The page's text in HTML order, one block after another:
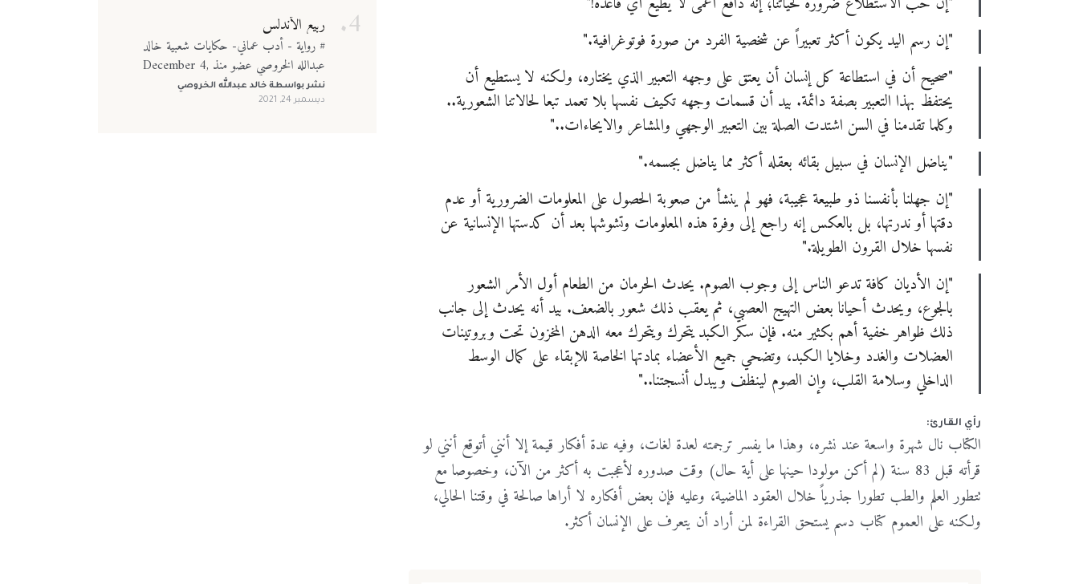
"إن رسم اليد يكون أكثر تعبيراً عن شخصية الفرد من صورة فوتوغرافية."
"صحيح أن في استطاعة كل إنسان أن يعتق على وجهه التعبير الذي يختاره، ولكنه لا يستطيع أن
يحتفظ بهذا التعبير بصفة دائمة. بيد أن قسمات وجهه تكيف نفسها بلا تعمد تبعا لحالاتنا الشعورية..
وكلما تقدمنا في السن اشتدت الصلة بين التعبير الوجهي والمشاعر والايحاءات.."
"يناضل الإنسان في سبيل بقائه بعقله أكثر مما يناضل بجسمه."
"إن جهلنا بأنفسنا ذو طبيعة عجيبة، فهو لم ينشأ من صعوبة الحصول على المعلومات الضرورية أو عدم
دقتها أو ندرتها، بل بالعكس إنه راجع إلى وفرة هذه المعلومات وتشوشها بعد أن كدستها الإنسانية عن
نفسها خلال القرون الطويلة."
"إن الأديان كافة تدعو الناس إلى وجوب الصوم. يحدث الحرمان من الطعام أول الأمر الشعور
بالجوع، ويحدث أحيانا بعض التهيج العصبي، ثم يعقب ذلك شعور بالضعف. بيد أنه يحدث إلى جانب
ذلك ظواهر خفية أهم بكثير منه. فإن سكر الكبد يتحرك ويتحرك معه الدهن المخزون تحت وبروتينات
العضلات والغدد وخلايا الكبد، وتضحي جميع الأعضاء بمادتها الخاصة للإبقاء على كمال الوسط
الداخلي وسلامة القلب، وإن الصوم لينظف ويبدل أنسجتنا.."
رأي القارئ:
الكتاب نال شهرة واسعة عند نشره، وهذا ما يفسر ترجمته لعدة لغات، وفيه عدة أفكار قيمة إلا أنني أتوقع أنني لو
قرأته قبل 83 سنة (لم أكن مولودا حينها على أية حال) وقت صدوره لأعجبت به أكثر من الآن، وخصوصا مع
تتطور العلم والطب تطورا جذرياً خلال العقود الماضية، وعليه فإن بعض أفكاره لا أراها صالحة في وقتنا الحالي،
ولكنه على العموم كتاب دسم يستحق القراءة لمن أراد أن يتعرف على الإنسان أكثر.
ربيع الأندلس
# رواية - أدب عماني- حكايات شعبية خالد
عبدالله الخروصي عضو منذ December 4,
2021
نشر بواسطةخالد عبدالله الخروصي
ديسمبر 24, 2021
تسجيل الدخول للأعضاء
لا يوجد لديك حساب ؟ سجل الآن!
تذكرني فقدت كلمة المرور
الاسم الأول * الاسم الأخير*
اسم المستخدم *
يسمح بكتابة الحروف الإنجليزية والأرقام فقط
البريد الإلكتروني *
كلمة المرور *
تأكيد كلمة المرور